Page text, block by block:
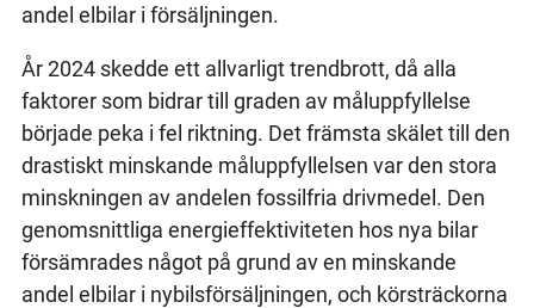
andel elbilar i försäljningen.
År 2024 skedde ett allvarligt trendbrott, då alla
faktorer som bidrar till graden av måluppfyllelse
började peka i fel riktning. Det främsta skälet till den
drastiskt minskande måluppfyllelsen var den stora
minskningen av andelen fossilfria drivmedel. Den
genomsnittliga energieffektiviteten hos nya bilar
försämrades något på grund av en minskande
andel elbilar i nybilsförsäljningen, och körsträckorna